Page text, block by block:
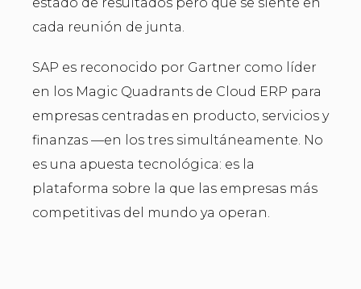
cada reunión de junta.
SAP es reconocido por Gartner como líder
en los Magic Quadrants de Cloud ERP para
empresas centradas en producto, servicios y
finanzas —en los tres simultáneamente. No
es una apuesta tecnológica: es la
plataforma sobre la que las empresas más
competitivas del mundo ya operan.